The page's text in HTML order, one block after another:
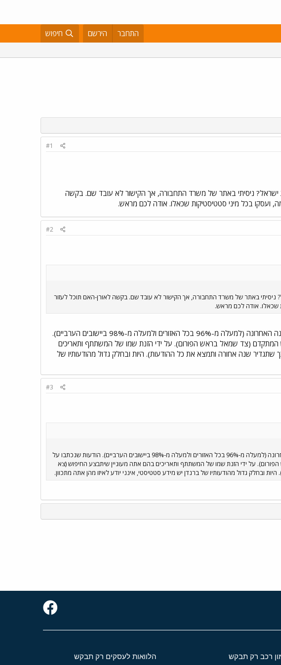
התחבר הירשם חיפוש
#1
ישראל? ניסיתי באתר של משרד התחבורה, אך הקישור לא עובד שם. בקשה
#2
ניסיתי באתר של משרד התחבורה, אך הקישור לא עובד שם. בקשה לאורן-האם תוכל לעזור
בידיעות אחרונות של היום פורסמה ידיעה העוסקת באחוז ההשקעות בתשתית בישראל בשנה האחרונה (למעלה מ-96% בכל האזורים ולמעלה מ-98% ביישובים הערביים).
המתקדם (צד שמאל בראש הפורום). על ידי הזנת שמו של המשתתף ותאריכים
שנה אחורה ותמצא את כל ההודעות). היות ובחלק גדול מהודעותיו של
#3
בידיעות אחרונות של היום פורסמה ידיעה העוסקת באחוז ההשקעות בתשתית בישראל בשנה האחרונה (למעלה מ-96% בכל האזורים ולמעלה מ-98% ביישובים הערביים). הודעות שנכתבו על
על ידי הזנת שמו של המשתתף ותאריכים בהם אתה מעוניין שיתבצע החיפוש (צא
גדול מהודעותיו של ברנדן יש מידע סטטיסטי, אינני יודע לאיזו מהן אתה מתכוון.
רכב רק תבקש הלוואות לעסקים רק תבקש